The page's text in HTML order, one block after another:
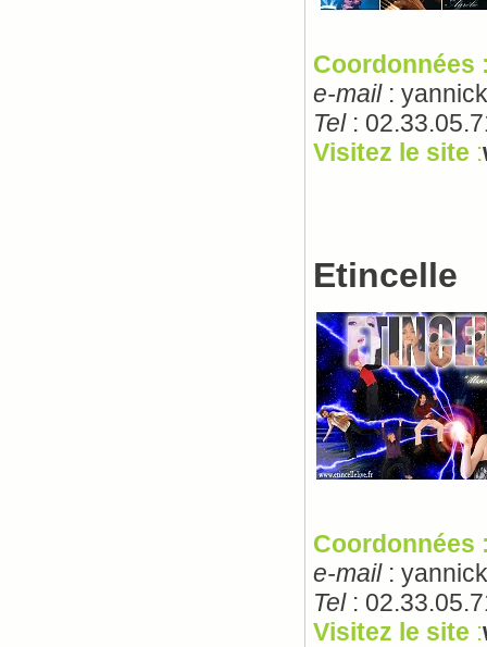
Coordonnées
e-mail:
Tel:
Visitez le site :
Etincelle
Coordonnées
e-mail:
Tel:
Visitez le site :